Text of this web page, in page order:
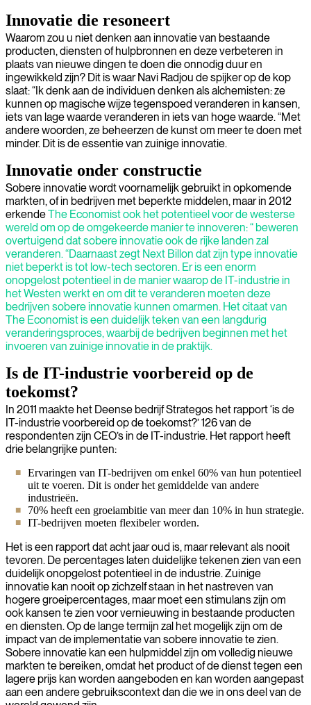
Innovatie die resoneert
Waarom zou u niet denken aan innovatie van bestaande
producten, diensten of hulpbronnen en deze verbeteren in
plaats van nieuwe dingen te doen die onnodig duur en
ingewikkeld zijn? Dit is waar Navi Radjou de spijker op de kop
slaat: “Ik denk aan de individuen denken als alchemisten: ze
kunnen op magische wijze tegenspoed veranderen in kansen,
iets van lage waarde veranderen in iets van hoge waarde. “Met
andere woorden, ze beheerzen de kunst om meer te doen met
minder. Dit is de essentie van zuinige innovatie.
Innovatie onder constructie
Sobere innovatie wordt voornamelijk gebruikt in opkomende
markten, of in bedrijven met beperkte middelen, maar in 2012
erkendeThe Economistook het potentieel voor de westerse
wereld om op de omgekeerde manier te innoveren: “ beweren
overtuigend dat sobere innovatie ook de rijke landen zal
veranderen. “Daarnaast zegt Next Billon dat zijn type innovatie
niet beperkt is tot low-tech sectoren. Er is een enorm
onopgelost potentieel in de manier waarop de IT-industrie in
het Westen werkt en om dit te veranderen moeten deze
bedrijven sobere innovatie kunnen omarmen. Het citaat van
The Economist is een duidelijk teken van een langdurig
veranderingsproces, waarbij de bedrijven beginnen met het
invoeren van zuinige innovatie in de praktijk.
Is de IT-industrie voorbereid op de
toekomst?
In 2011 maakte het Deense bedrijf Strategos het rapport ‘is de
IT-industrie voorbereid op de toekomst?’ 126 van de
respondenten zijn CEO’s in de IT-industrie. Het rapport heeft
drie belangrijke punten:
Ervaringen van IT-bedrijven om enkel 60% van hun potentieel
uit te voeren. Dit is onder het gemiddelde van andere
industrieën.
70% heeft een groeiambitie van meer dan 10% in hun strategie.
IT-bedrijven moeten flexibeler worden.
Het is een rapport dat acht jaar oud is, maar relevant als nooit
tevoren. De percentages laten duidelijke tekenen zien van een
duidelijk onopgelost potentieel in de industrie. Zuinige
innovatie kan nooit op zichzelf staan in het nastreven van
hogere groeipercentages, maar moet een stimulans zijn om
ook kansen te zien voor vernieuwing in bestaande producten
en diensten. Op de lange termijn zal het mogelijk zijn om de
impact van de implementatie van sobere innovatie te zien.
Sobere innovatie kan een hulpmiddel zijn om volledig nieuwe
markten te bereiken, omdat het product of de dienst tegen een
lagere prijs kan worden aangeboden en kan worden aangepast
aan een andere gebruikscontext dan die we in ons deel van de